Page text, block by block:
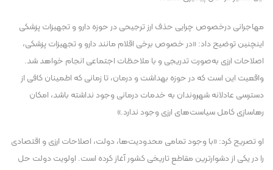
مهاجرانی درخصوص چرایی حذف ارز ترجیحی در حوزه دارو و تجهیزات پزشکی
اینچنین توضیح داد: «در خصوص برخی اقلام مانند دارو و تجهیزات پزشکی،
اصلاحات ارزی به‌صورت تدریجی و با ملاحظات اجتماعی انجام خواهد شد.
واقعیت این است که در حوزه بهداشت و درمان، تا زمانی که اطمینان کافی از
دسترسی عادلانه شهروندان به خدمات درمانی وجود نداشته باشد، امکان
رهاسازی کامل سیاست‌های ارزی وجود ندارد.»
او تصریح کرد: «با وجود تمامی محدودیت‌ها، دولت، اصلاحات ارزی و اقتصادی
را در یکی از دشوارترین مقاطع تاریخی کشور آغاز کرده است. اولویت دولت حل